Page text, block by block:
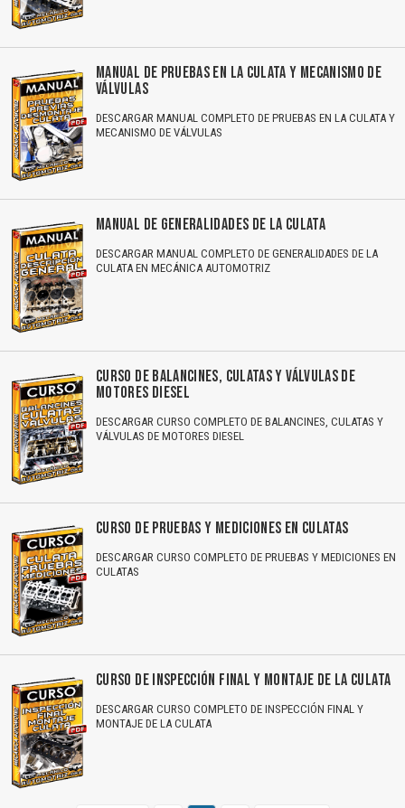
MANUAL DE PRUEBAS EN LA CULATA Y MECANISMO DE
VÁLVULAS
DESCARGAR MANUAL COMPLETO DE PRUEBAS EN LA CULATA Y
MECANISMO DE VÁLVULAS
MANUAL DE GENERALIDADES DE LA CULATA
DESCARGAR MANUAL COMPLETO DE GENERALIDADES DE LA
CULATA EN MECÁNICA AUTOMOTRIZ
CURSO DE BALANCINES, CULATAS Y VÁLVULAS DE
MOTORES DIESEL
DESCARGAR CURSO COMPLETO DE BALANCINES, CULATAS Y
VÁLVULAS DE MOTORES DIESEL
CURSO DE PRUEBAS Y MEDICIONES EN CULATAS
DESCARGAR CURSO COMPLETO DE PRUEBAS Y MEDICIONES EN
CULATAS
CURSO DE INSPECCIÓN FINAL Y MONTAJE DE LA CULATA
DESCARGAR CURSO COMPLETO DE INSPECCIÓN FINAL Y
MONTAJE DE LA CULATA
Texto o Imagen de portada son erróneos.
No carga o no se visualiza el contenido.